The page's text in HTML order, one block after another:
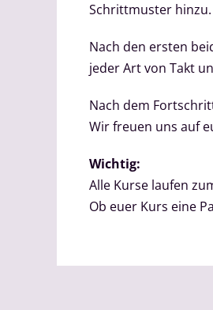
Schrittmuster hinzu.
Nach den ersten
jeder Art von Takt
Nach dem
Wir freuen uns auf
Wichtig:
Alle Kurse laufen
Ob euer Kurs eine